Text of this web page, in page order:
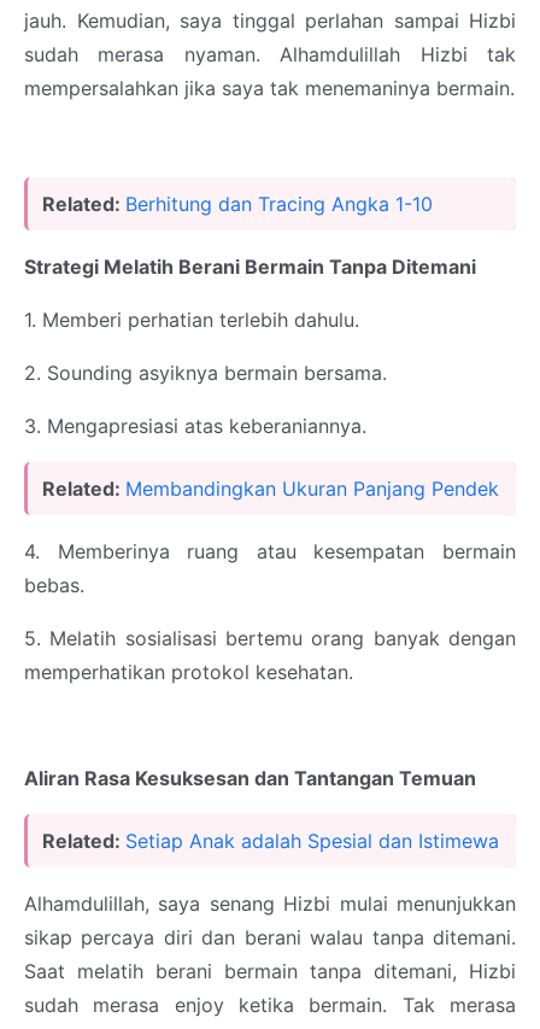
jauh. Kemudian, saya tinggal perlahan sampai Hizbi
sudah merasa nyaman. Alhamdulillah Hizbi tak
mempersalahkan jika saya tak menemaninya bermain.
Related: Berhitung dan Tracing Angka 1-10
Strategi Melatih Berani Bermain Tanpa Ditemani
1. Memberi perhatian terlebih dahulu.
2. Sounding asyiknya bermain bersama.
3. Mengapresiasi atas keberaniannya.
Related: Membandingkan Ukuran Panjang Pendek
4. Memberinya ruang atau kesempatan bermain
bebas.
5. Melatih sosialisasi bertemu orang banyak dengan
memperhatikan protokol kesehatan.
Aliran Rasa Kesuksesan dan Tantangan Temuan
Related: Setiap Anak adalah Spesial dan Istimewa
Alhamdulillah, saya senang Hizbi mulai menunjukkan
sikap percaya diri dan berani walau tanpa ditemani.
Saat melatih berani bermain tanpa ditemani, Hizbi
sudah merasa enjoy ketika bermain. Tak merasa